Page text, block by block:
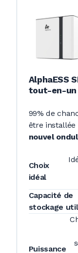
AlphaESS
tout-en-un
99% de
être installée
nouvel
Choix
idéal
Capacité de
stockage
Puissance